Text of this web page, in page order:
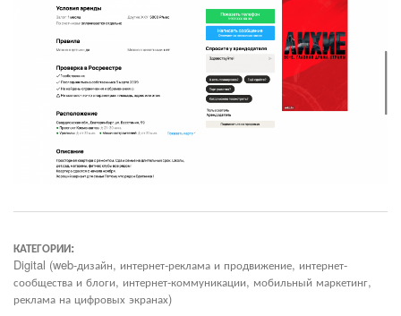
КАТЕГОРИИ:
Digital (web-дизайн, интернет-реклама и продвижение, интернет-
сообщества и блоги, интернет-коммуникации, мобильный маркетинг,
реклама на цифровых экранах)